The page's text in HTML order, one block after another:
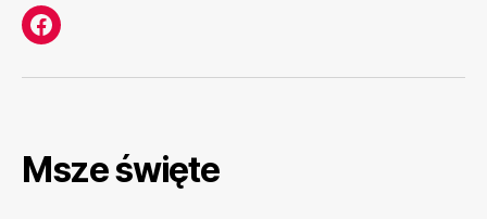
Facebook
Msze święte